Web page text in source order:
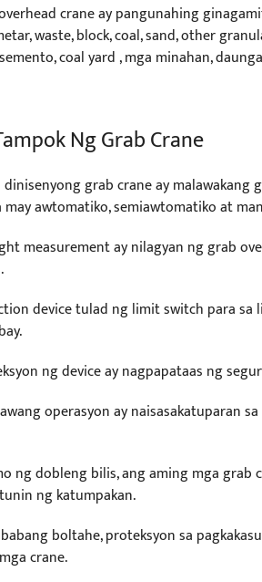
crane ay pangunahing
waste, block, coal, sand, other
coal yard , mga minahan,
Ng Grab Crane
grab crane ay
awtomatiko, semiawtomatiko at
measurement ay nilagyan ng grab
device tulad ng limit switch para sa
ng device ay nagpapataas ng
operasyon ay naisasakatuparan
ng dobleng bilis, ang aming mga grab
ng katumpakan.
boltahe, proteksyon sa
crane.